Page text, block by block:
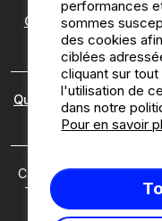
Guide camping
Qui sommes nous ?|
Camping2be.com
Tous les médias et
leurs
performances
sommes
des cookies
ciblées
cliquant sur
l'utilisation de
dans notre
Pour en savoir